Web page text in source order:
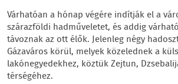
Várhatóan a hónap végére indítják el a
szárazföldi hadműveletet, és addig
távoznak az ott élők. Jelenleg négy
Gázaváros körül, melyek közelednek a
lakónegyedekhez, köztük Zejtun,
térségéhez.